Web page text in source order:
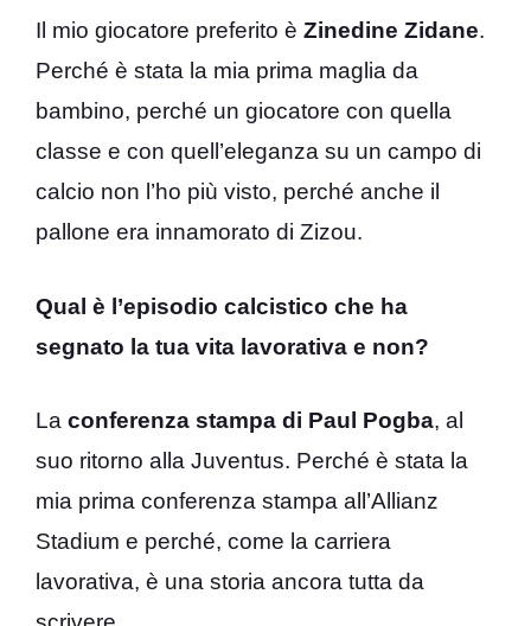
Il mio giocatore preferito è Zinedine Zidane.
Perché è stata la mia prima maglia da
bambino, perché un giocatore con quella
classe e con quell’eleganza su un campo di
calcio non l’ho più visto, perché anche il
pallone era innamorato di Zizou.
Qual è l’episodio calcistico che ha
segnato la tua vita lavorativa e non?
La conferenza stampa di Paul Pogba, al
suo ritorno alla Juventus. Perché è stata la
mia prima conferenza stampa all’Allianz
Stadium e perché, come la carriera
lavorativa, è una storia ancora tutta da